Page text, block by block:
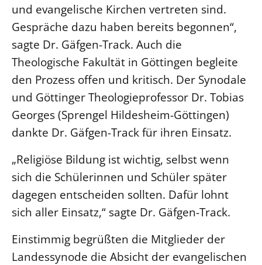
und evangelische Kirchen vertreten sind.
Gespräche dazu haben bereits begonnen“,
sagte Dr. Gäfgen-Track. Auch die
Theologische Fakultät in Göttingen begleite
den Prozess offen und kritisch. Der Synodale
und Göttinger Theologieprofessor Dr. Tobias
Georges (Sprengel Hildesheim-Göttingen)
dankte Dr. Gäfgen-Track für ihren Einsatz.
„Religiöse Bildung ist wichtig, selbst wenn
sich die Schülerinnen und Schüler später
dagegen entscheiden sollten. Dafür lohnt
sich aller Einsatz,“ sagte Dr. Gäfgen-Track.
Einstimmig begrüßten die Mitglieder der
Landessynode die Absicht der evangelischen